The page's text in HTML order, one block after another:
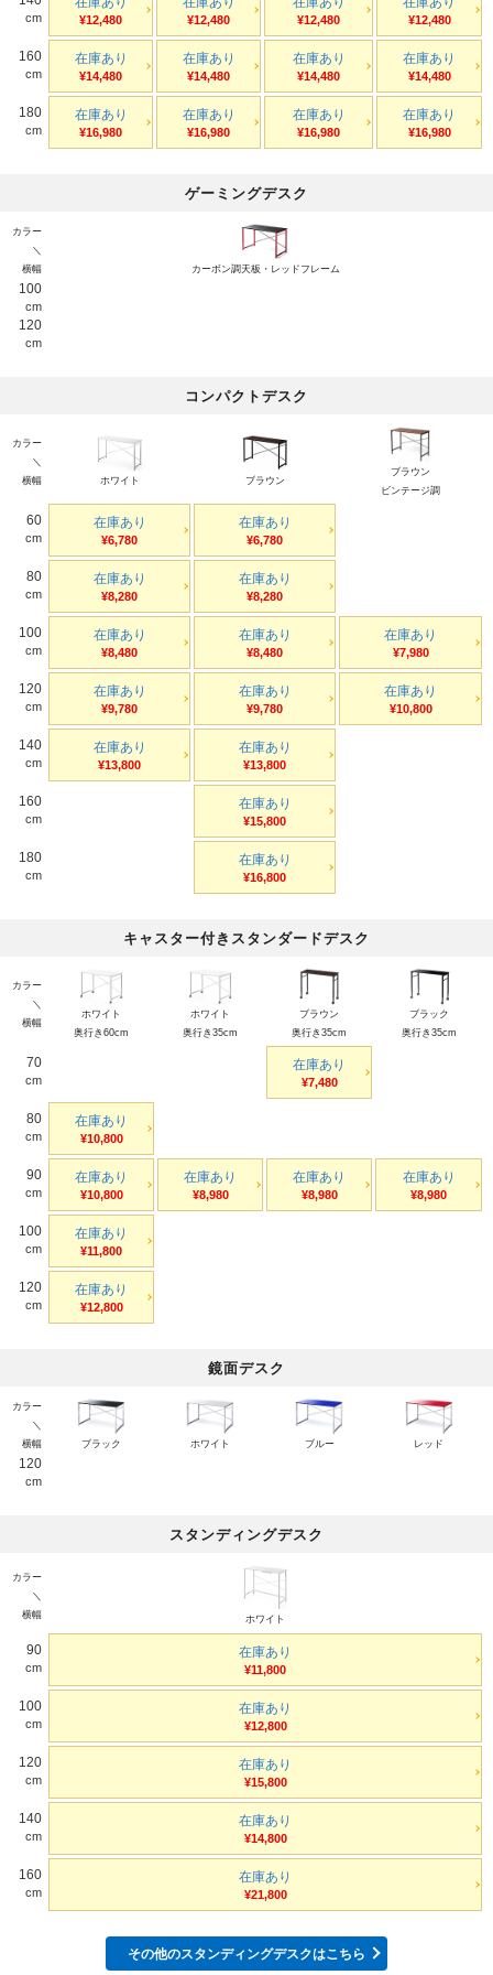
cm ¥12,480 ¥12,480 ¥12,480 ¥12,480
160
cm
在庫あり
¥14,480
在庫あり
¥14,480
在庫あり
¥14,480
在庫あり
¥14,480
180
cm
在庫あり
¥16,980
在庫あり
¥16,980
在庫あり
¥16,980
在庫あり
¥16,980
ゲーミングデスク
カラー
＼
横幅
カーボン調天板・レッドフレーム
100
cm
120
cm
コンパクトデスク
カラー
＼
横幅
ホワイト ブラウン
ブラウン
ビンテージ調
60
cm
在庫あり
¥6,780
在庫あり
¥6,780
80
cm
在庫あり
¥8,280
在庫あり
¥8,280
100
cm
在庫あり
¥8,480
在庫あり
¥8,480
在庫あり
¥7,980
120
cm
在庫あり
¥9,780
在庫あり
¥9,780
在庫あり
¥10,800
140
cm
在庫あり
¥13,800
在庫あり
¥13,800
160
cm
在庫あり
¥15,800
180
cm
在庫あり
¥16,800
キャスター付きスタンダードデスク
カラー
＼
横幅
ホワイト
奥行き60cm
ホワイト
奥行き35cm
ブラウン
奥行き35cm
ブラック
奥行き35cm
70
cm
在庫あり
¥7,480
80
cm
在庫あり
¥10,800
90
cm
在庫あり
¥10,800
在庫あり
¥8,980
在庫あり
¥8,980
在庫あり
¥8,980
100
cm
在庫あり
¥11,800
120
cm
在庫あり
¥12,800
鏡面デスク
カラー
＼
横幅
ブラック ホワイト ブルー レッド
120
cm
スタンディングデスク
カラー
＼
横幅
ホワイト
90
cm
在庫あり
¥11,800
100
cm
在庫あり
¥12,800
120
cm
在庫あり
¥15,800
140
cm
在庫あり
¥14,800
160
cm
在庫あり
¥21,800
その他のスタンディングデスクはこちら